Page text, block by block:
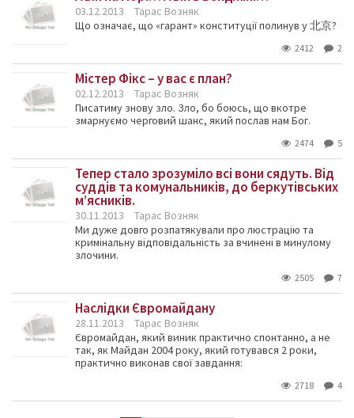
03.12.2013
Тарас Возняк
Що означає, що «гарант» конституції полинув у 北京?
2412 2
Містер Фікс – у вас є план?
02.12.2013
Тарас Возняк
Писатиму знову зло. Зло, бо боюсь, що вкотре
змарнуємо черговий шанс, який послав нам Бог.
2474 5
Тепер стало зрозуміло всі вони сядуть. Від
суддів та комунальників, до беркутівських
м’ясників.
30.11.2013
Тарас Возняк
Ми дуже довго розпатякували про люстрацію та
кримінальну відповідальність за вчинені в минулому
злочини.
2505 7
Наслідки Євромайдану
28.11.2013
Тарас Возняк
Євромайдан, який виник практично спонтанно, а не
так, як Майдан 2004 року, який готувався 2 роки,
практично виконав свої завдання:
2718 4